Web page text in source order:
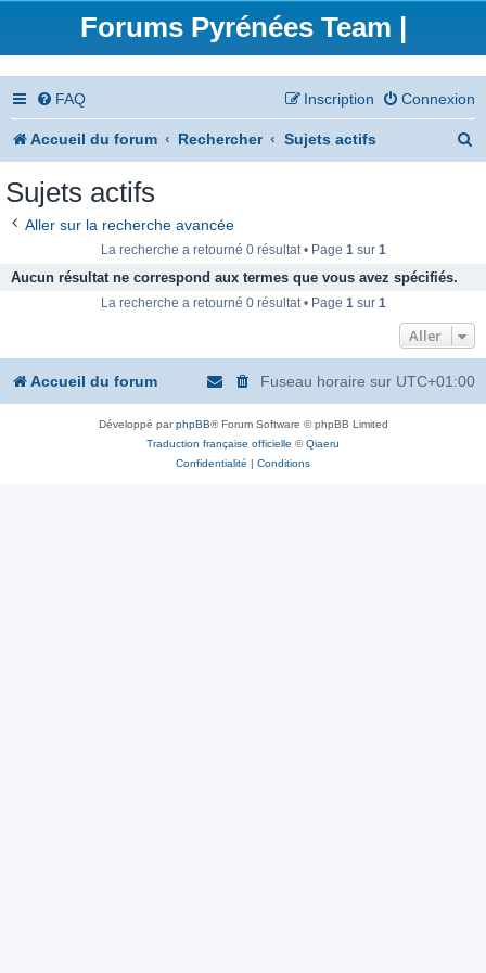
Forums Pyrénées Team |
FAQ Connexion
Inscription
Accueil du forum Rechercher Sujets actifs
e
Sujets actifs
Aller sur la recherche avancée
La recherche a retourné 0 résultat • Page 1sur 1
Aucun résultat ne correspond aux termes que vous avez spécifiés.
La recherche a retourné 0 résultat • Page 1sur 1
Aller
Accueil du forum Fuseau horaire sur UTC+01:00
Développé parphpBB® Forum Software © phpBB Limited
Traduction française officielle ©Qiaeru
Confidentialité | Conditions